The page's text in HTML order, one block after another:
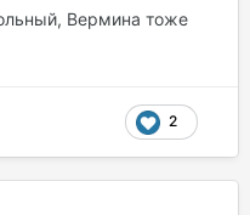
Вермина тоже
2